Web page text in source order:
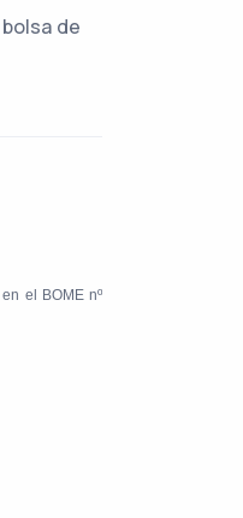
de
el BOME nº